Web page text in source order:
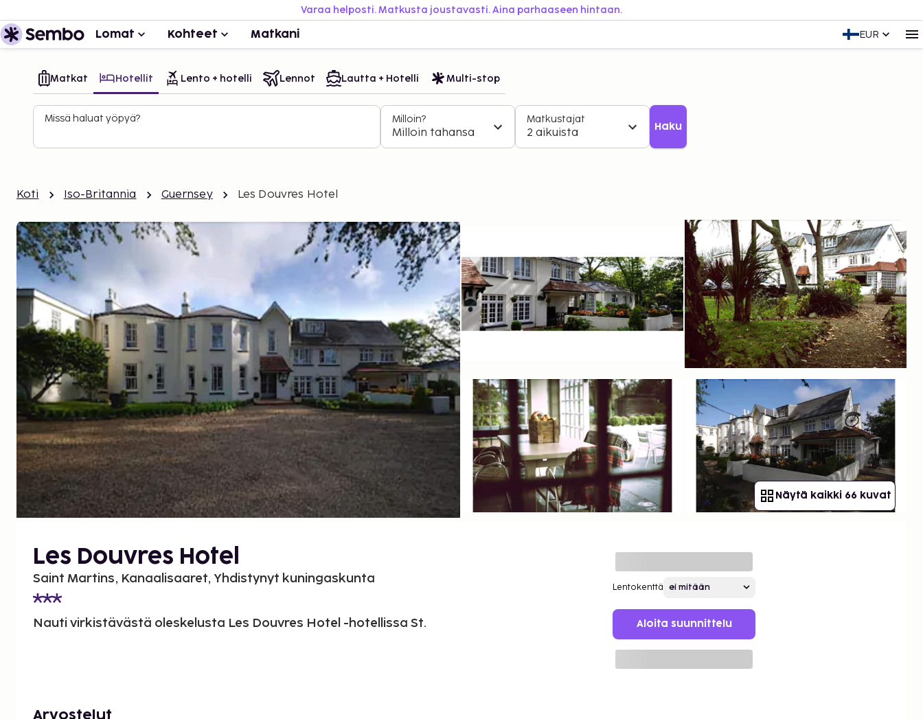
Varaa helposti. Matkusta joustavasti. Aina parhaaseen hintaan.
Lomat Kohteet Matkani EUR
Matkat Hotellit Lento + hotelli Lennot Lautta + Hotelli Multi-stop
Missä haluat yöpyä? Milloin?
Milloin tahansa
Matkustajat
2 aikuista Haku
Koti Iso-Britannia Guernsey Les Douvres Hotel
Näytä kaikki 66 kuvat
Les Douvres Hotel
Saint Martins, Kanaalisaaret, Yhdistynyt kuningaskunta
Nauti virkistävästä oleskelusta Les Douvres Hotel -hotellissa St.
Lentokenttä
Aloita suunnittelu
Arvostelut